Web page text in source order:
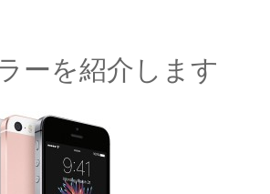
ーを紹介します